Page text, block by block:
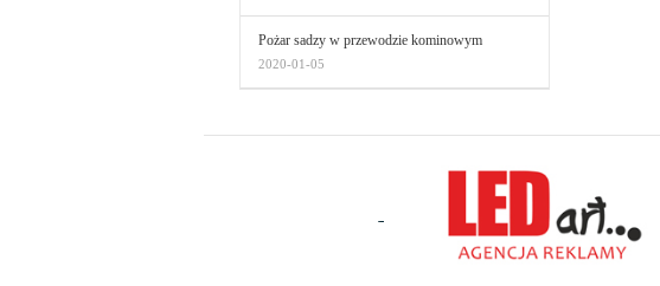
Pożar sadzy w przewodzie kominowym
2020-01-05